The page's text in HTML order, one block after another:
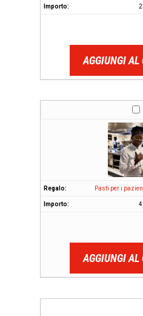
AGGIUNGI AL
Pasti per i
AGGIUNGI AL